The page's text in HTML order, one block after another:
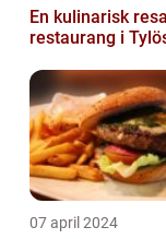
En kulinarisk
restaurang i
07 april 2024